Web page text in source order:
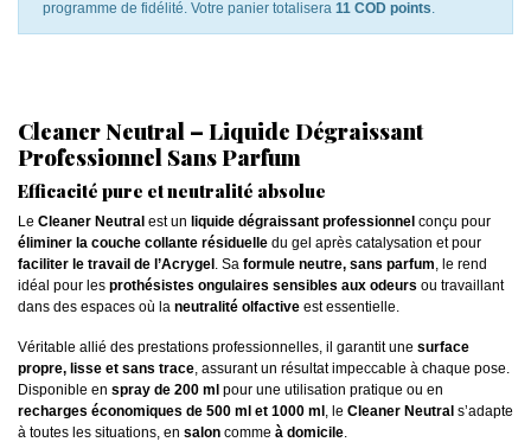
programme de fidélité. Votre panier totalisera 11 COD points.
Cleaner Neutral – Liquide Dégraissant
Professionnel Sans Parfum
Efficacité pure et neutralité absolue
Le Cleaner Neutral est un liquide dégraissant professionnel conçu pour
éliminer la couche collante résiduelle du gel après catalysation et pour
faciliter le travail de l’Acrygel. Sa formule neutre, sans parfum, le rend
idéal pour les prothésistes ongulaires sensibles aux odeurs ou travaillant
dans des espaces où la neutralité olfactive est essentielle.
Véritable allié des prestations professionnelles, il garantit une surface
propre, lisse et sans trace, assurant un résultat impeccable à chaque pose.
Disponible en spray de 200 ml pour une utilisation pratique ou en
recharges économiques de 500 ml et 1000 ml, le Cleaner Neutral s’adapte
à toutes les situations, en salon comme à domicile.